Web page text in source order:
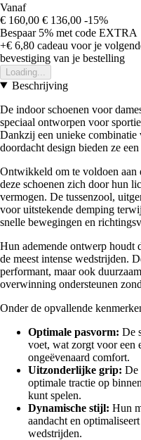
Vanaf
€ 160,00 € 136,00 -15%
Bespaar 5% met code EXTRA
+€ 6,80 cadeau voor je
bevestiging van je bestelling
Loading...
Beschrijving
De indoor schoenen voor
speciaal ontworpen voor
Dankzij een unieke combinatie
doordacht design bieden ze
Ontwikkeld om te voldoen aan
deze schoenen zich door hun
vermogen. De tussenzool,
voor uitstekende demping
snelle bewegingen en
Hun ademende ontwerp houdt
de meest intense wedstrijden.
performant, maar ook
overwinning ondersteunen
Onder de opvallende
Optimale pasvorm: De
voet, wat zorgt voor een
ongeëvenaard comfort.
Uitzonderlijke grip: De
optimale tractie op
kunt spelen.
Dynamische stijl: Hun
aandacht en
wedstrijden.